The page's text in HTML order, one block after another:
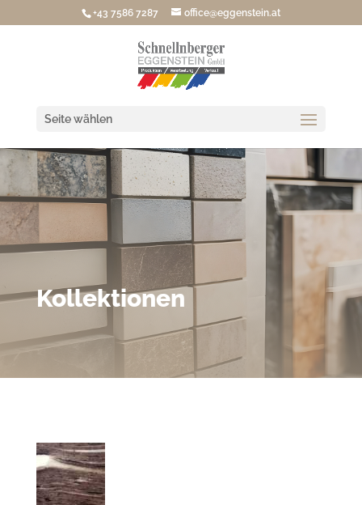
+43 7586 7287 office@eggenstein.at
Seite wählen
Kollektionen